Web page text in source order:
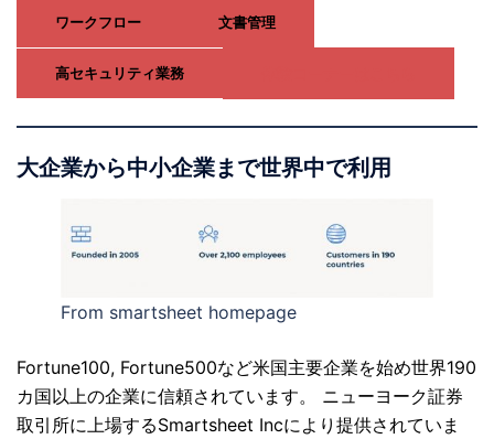
ワークフロー 文書管理
高セキュリティ業務
大企業から中小企業まで世界中で利用
From smartsheet homepage
Fortune100, Fortune500など米国主要企業を始め世界190
カ国以上の企業に信頼されています。 ニューヨーク証券
取引所に上場するSmartsheet Incにより提供されていま